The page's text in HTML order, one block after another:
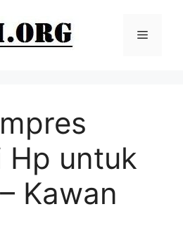
Menu
Hp untuk
Kawan